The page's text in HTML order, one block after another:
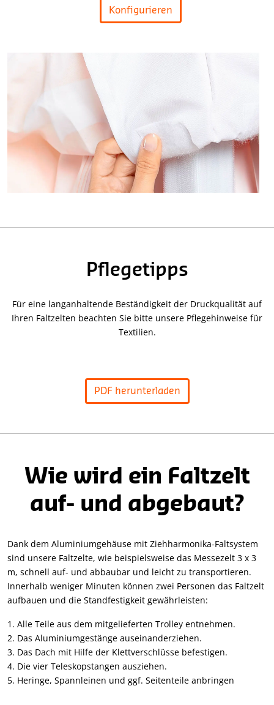
Konfigurieren
Pflegetipps
Für eine langanhaltende Beständigkeit der Druckqualität auf
Ihren Faltzelten beachten Sie bitte unsere Pflegehinweise für
Textilien.
PDF herunterladen
Wie wird ein Faltzelt
auf- und abgebaut?
Dank dem Aluminiumgehäuse mit Ziehharmonika-Faltsystem
sind unsere Faltzelte, wie beispielsweise das Messezelt 3 x 3
m, schnell auf- und abbaubar und leicht zu transportieren.
Innerhalb weniger Minuten können zwei Personen das Faltzelt
aufbauen und die Standfestigkeit gewährleisten:
Alle Teile aus dem mitgelieferten Trolley entnehmen.
Das Aluminiumgestänge auseinanderziehen.
Das Dach mit Hilfe der Klettverschlüsse befestigen.
Die vier Teleskopstangen ausziehen.
Heringe, Spannleinen und ggf. Seitenteile anbringen